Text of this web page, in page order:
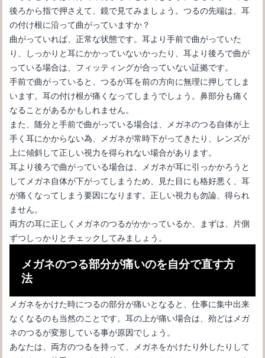
メガネが似合うファッションコーデをご紹介！女子必見♪
運転免許取得に必要な視力とメガネ等と明記された場合の注意点
メガネの種類をタイプ別一覧で知りたいなら一見の価値あり！
後ろから指で押さえて、鏡で見てみましょう。つるの先端は、耳
の付け根に沿って曲がっていますか？
曲がっていれば、正常な状態です。耳より手前で曲がっていた
り、しっかりと耳にかかっていないかったり、耳より後ろで曲が
っている場合は、フィッティングが合っていない証拠です。
手前で曲がっていると、つるが耳を前の方向に無理に押してしま
います。耳の付け根が痛くなってしまうでしょう。鼻部分も痛く
なることがあるかもしれません。
また、随分と手前で曲がっている場合は、メガネのつる自体が上
手く耳にかからない為、メガネが常時下がってきたり、レンズが
上に傾斜して正しい視力を得られない場合があります。
耳より後ろで曲がっている場合は、メガネが耳に引っかかろうと
してメガネ自体が下がってしまうため、見た目にも格好悪く、耳
が痛くなってしまう要因になります。正しい視力も勿論、得られ
ません。
両方の耳に正しくメガネのつるがかかっているか、まずは、片側
ずつしっかりとチェックしてみましょう。
メガネのつる部分が痛いのを自分で直す方
法
メガネをかけた時につるの部分が痛いとなると、仕事に集中出来
なくなるのも当然のことです。耳の上が痛い場合は、殆どはメガ
ネのつるが変形している事が原因でしょう。
あなたは、両方のつるを持って、メガネをかけたり外したりして